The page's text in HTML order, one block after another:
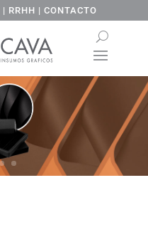
| RRHH | CONTACTO